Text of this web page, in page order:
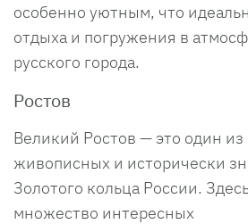
особенно уютным, что
отдыха и погружения в
русского города.
Ростов
Великий Ростов — это один из
живописных и исторически
Золотого кольца России.
множество интересных